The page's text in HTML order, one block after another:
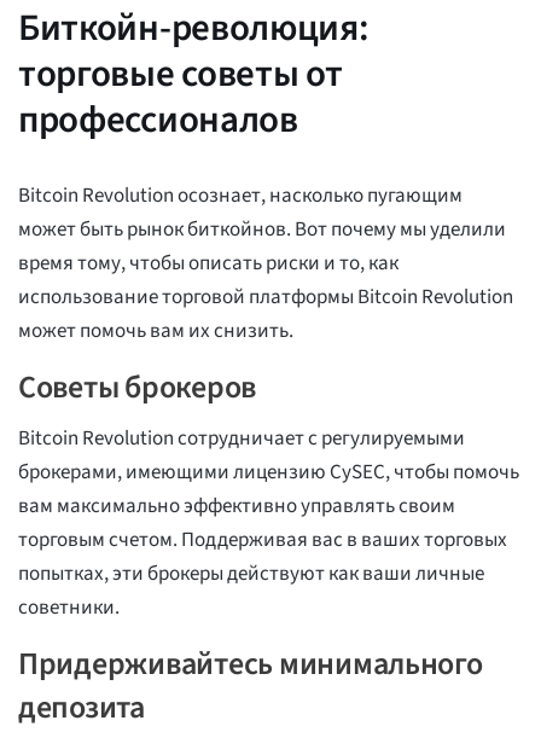
Биткойн-революция:
торговые советы от
профессионалов
Bitcoin Revolution осознает, насколько пугающим
может быть рынок биткойнов. Вот почему мы уделили
время тому, чтобы описать риски и то, как
использование торговой платформы Bitcoin Revolution
может помочь вам их снизить.
Советы брокеров
Bitcoin Revolution сотрудничает с регулируемыми
брокерами, имеющими лицензию CySEC, чтобы помочь
вам максимально эффективно управлять своим
торговым счетом. Поддерживая вас в ваших торговых
попытках, эти брокеры действуют как ваши личные
советники.
Придерживайтесь минимального
депозита